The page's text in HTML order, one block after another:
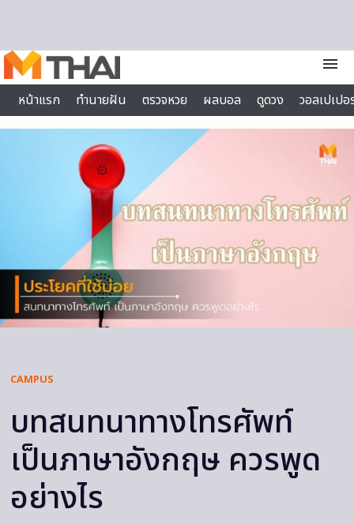
menu
หน้าแรก
ทำนายฝัน ตรวจหวย ผลบอล ดูดวง
วอลเปเป
ไลฟ์สไตล์
CAMPUS
บทสนทนาทางโทรศัพท์
เป็นภาษาอังกฤษ ควรพูด
อย่างไร